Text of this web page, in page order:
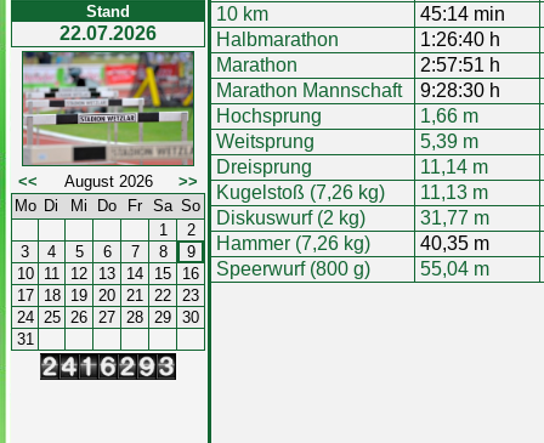
Stand
22.07.2026
<< >>
August 2026
Mo Di Mi Do Fr Sa So
1
2
3
4 5 6 7 8
9
10
11 12 13 14 15
16
17
18 19 20 21 22 23
24 25 26 27 28 29 30
31
10 km
45:14 min
Halbmarathon
1:26:40 h
Marathon
2:57:51 h
Marathon Mannschaft
9:28:30 h
Hochsprung
1,66 m
Weitsprung
5,39 m
Dreisprung
11,14 m
Kugelstoß (7,26 kg)
11,13 m
Diskuswurf (2 kg)
31,77 m
Hammer (7,26 kg)
40,35 m
Speerwurf (800 g)
55,04 m